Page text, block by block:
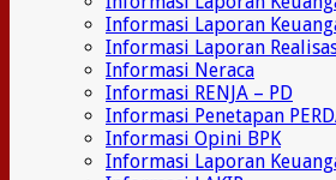
Informasi Laporan
Informasi Laporan
Informasi Neraca
Informasi RENJA – PD
Informasi Penetapan
Informasi Opini BPK
Informasi Laporan